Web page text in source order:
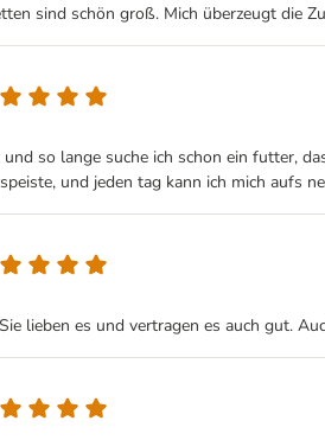
sind schön groß. Mich überzeugt die
so lange suche ich schon ein futter,
und jeden tag kann ich mich aufs
lieben es und vertragen es auch gut.